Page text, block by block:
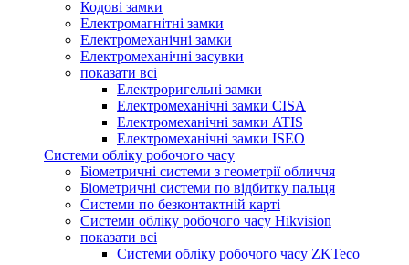
Кодові замки
Електромагнітні замки
Електромеханічні замки
Електромеханічні засувки
показати всі
Електроригельні замки
Електромеханічні замки CISA
Електромеханічні замки ATIS
Електромеханічні замки ISEO
Системи обліку робочого часу
Біометричні системи з геометрії обличчя
Біометричні системи по відбитку пальця
Системи по безконтактній карті
Системи обліку робочого часу Hikvision
показати всі
Системи обліку робочого часу ZKTeco